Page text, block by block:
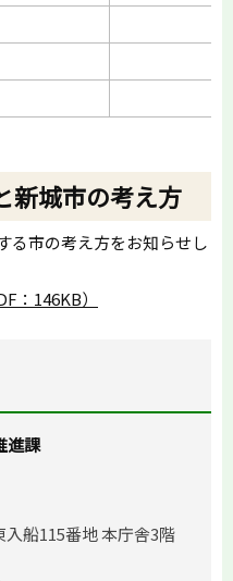
城市の考え方
る市の考え方をお知らせし
：146KB）
進課
船115番地 本庁舎3階